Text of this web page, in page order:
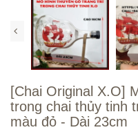
[Chai Original X.O]
trong chai thủy tinh
màu đỏ - Dài 23cm